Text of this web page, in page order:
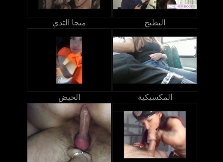
ميجا الثدي البطيخ
الحيض المكسيكية